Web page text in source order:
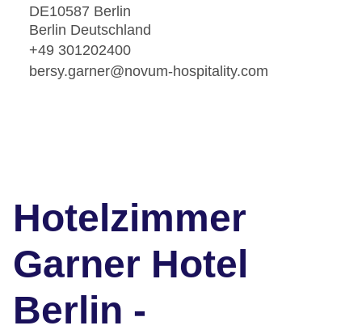
DE10587 Berlin
Berlin Deutschland
+49 301202400
bersy.garner@novum-hospitality.com
Hotelzimmer
Garner Hotel
Berlin -